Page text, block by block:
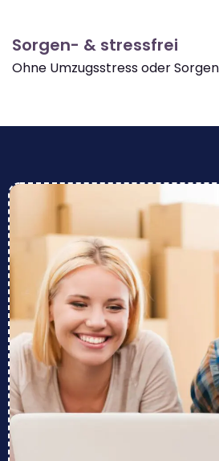
Sorgen- & stressfrei
Ohne Umzugsstress oder